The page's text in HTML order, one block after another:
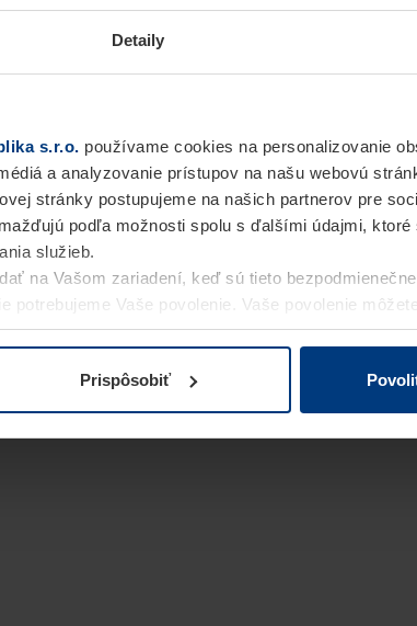
Detaily
s.r.o. používame cookies na personalizovanie
a analyzovanie prístupov na našu webovú
stránky postupujeme na našich partnerov pre
podľa možnosti spolu s ďalšími údajmi,
služieb.
na Vašom zariadení, keď sú tieto
potrebujeme Vaše povolenie. Vaše povolenie
Vyhlásenie o ochrane osobných údajovnašej
Prispôsobiť